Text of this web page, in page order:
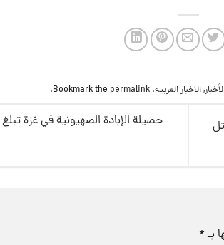
,الاخبار العربيه. Bookmark the
permalink
.
حصيلة الإبادة الصهيونية في غزة تبلغ 67,160 شهيداً و 169,679 جريحاً
بـ *